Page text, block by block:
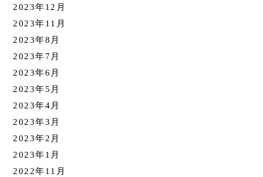
2023年12月
2023年11月
2023年8月
2023年7月
2023年6月
2023年5月
2023年4月
2023年3月
2023年2月
2023年1月
2022年11月